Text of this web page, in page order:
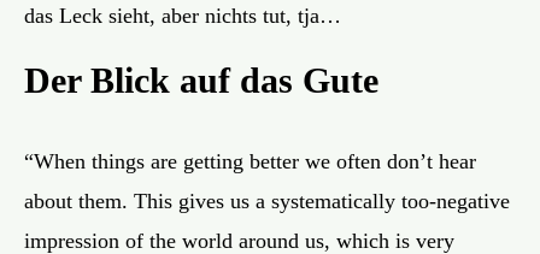
das Leck sieht, aber nichts tut, tja…
Der Blick auf das Gute
“When things are getting better we often don’t hear
about them. This gives us a systematically too-negative
impression of the world around us, which is very